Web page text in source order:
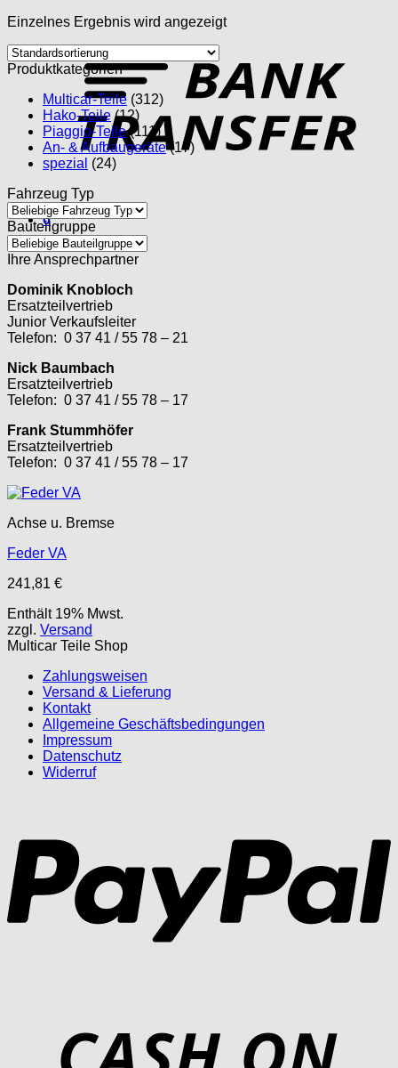
0
Einzelnes Ergebnis wird angezeigt
Produktkategorien
Multicar-Teile (312)
Hako-Teile (12)
Piaggio-Teile (111)
An- & Aufbaugeräte (17)
spezial (24)
Fahrzeug Typ
Bauteilgruppe
Ihre Ansprechpartner
Dominik Knobloch
Ersatzteilvertrieb
Junior Verkaufsleiter
Telefon: 0 37 41 / 55 78 – 21
Nick Baumbach
Ersatzteilvertrieb
Telefon: 0 37 41 / 55 78 – 17
Frank Stummhöfer
Ersatzteilvertrieb
Telefon: 0 37 41 / 55 78 – 17
Achse u. Bremse
Feder VA
241,81 €
Enthält 19% Mwst.
zzgl. Versand
Multicar Teile Shop
Zahlungsweisen
Versand & Lieferung
Kontakt
Allgemeine Geschäftsbedingungen
Impressum
Datenschutz
Widerruf